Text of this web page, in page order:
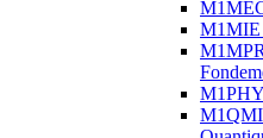
M1MIE